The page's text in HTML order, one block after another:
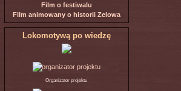
Film o festiwalu
Film animowany o historii Zelowa
Lokomotywą po wiedzę
Organizator projektu